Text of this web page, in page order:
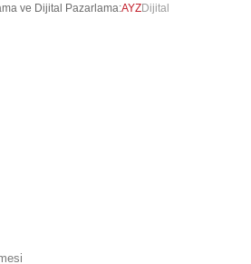
ve Dijital Pazarlama:AYZDijital